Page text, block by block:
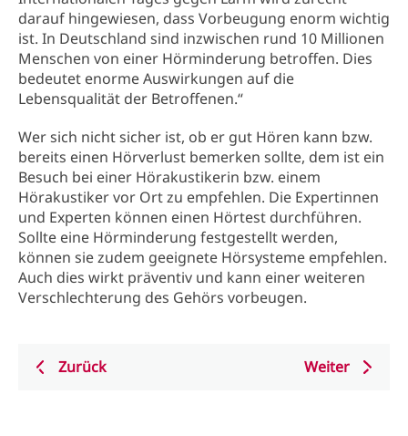
darauf hingewiesen, dass Vorbeugung enorm wichtig
ist. In Deutschland sind inzwischen rund 10 Millionen
Menschen von einer Hörminderung betroffen. Dies
bedeutet enorme Auswirkungen auf die
Lebensqualität der Betroffenen.“
Wer sich nicht sicher ist, ob er gut Hören kann bzw.
bereits einen Hörverlust bemerken sollte, dem ist ein
Besuch bei einer Hörakustikerin bzw. einem
Hörakustiker vor Ort zu empfehlen. Die Expertinnen
und Experten können einen Hörtest durchführen.
Sollte eine Hörminderung festgestellt werden,
können sie zudem geeignete Hörsysteme empfehlen.
Auch dies wirkt präventiv und kann einer weiteren
Verschlechterung des Gehörs vorbeugen.
Zurück Weiter